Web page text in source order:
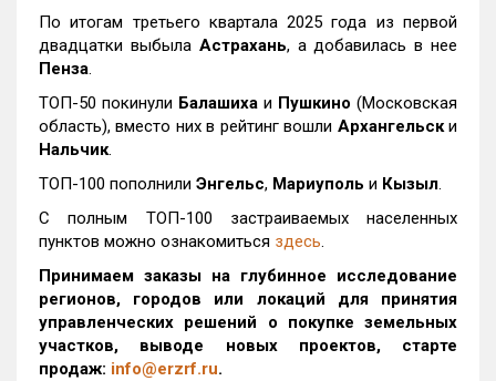
По итогам третьего квартала 2025 года из первой
двадцатки выбыла Астрахань, а добавилась в нее
Пенза.
ТОП-50 покинули Балашиха и Пушкино (Московская
область), вместо них в рейтинг вошли Архангельски
Нальчик.
ТОП-100 пополнили Энгельс, Мариуполь и Кызыл.
С полным ТОП-100 застраиваемых населенных
пунктов можно ознакомиться здесь.
Принимаем заказы на глубинное исследование
регионов, городов или локаций для принятия
управленческих решений о покупке земельных
участков, выводе новых проектов, старте
продаж: info@erzrf.ru.